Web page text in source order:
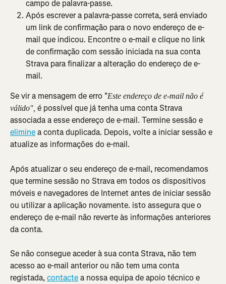
campo de palavra-passe.
Após escrever a palavra-passe correta, será enviado
um link de confirmação para o novo endereço de e-
mail que indicou. Encontre o e-mail e clique no link
de confirmação com sessão iniciada na sua conta
Strava para finalizar a alteração do endereço de e-
mail.
Se vir a mensagem de erro "Este endereço de e-mail não é
válido", é possível que já tenha uma conta Strava
associada a esse endereço de e-mail. Termine sessão e
elimine a conta duplicada. Depois, volte a iniciar sessão e
atualize as informações do e-mail.
Após atualizar o seu endereço de e-mail, recomendamos
que termine sessão no Strava em todos os dispositivos
móveis e navegadores de Internet antes de iniciar sessão
ou utilizar a aplicação novamente. isto assegura que o
endereço de e-mail não reverte às informações anteriores
da conta.
Se não consegue aceder à sua conta Strava, não tem
acesso ao e-mail anterior ou não tem uma conta
registada, contacte a nossa equipa de apoio técnico e